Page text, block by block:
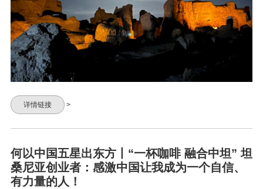
详情链接 >
何以中国五星出东方丨“一杯咖啡 融合中坦” 坦
桑尼亚创业者：感激中国让我成为一个自信、
有力量的人！